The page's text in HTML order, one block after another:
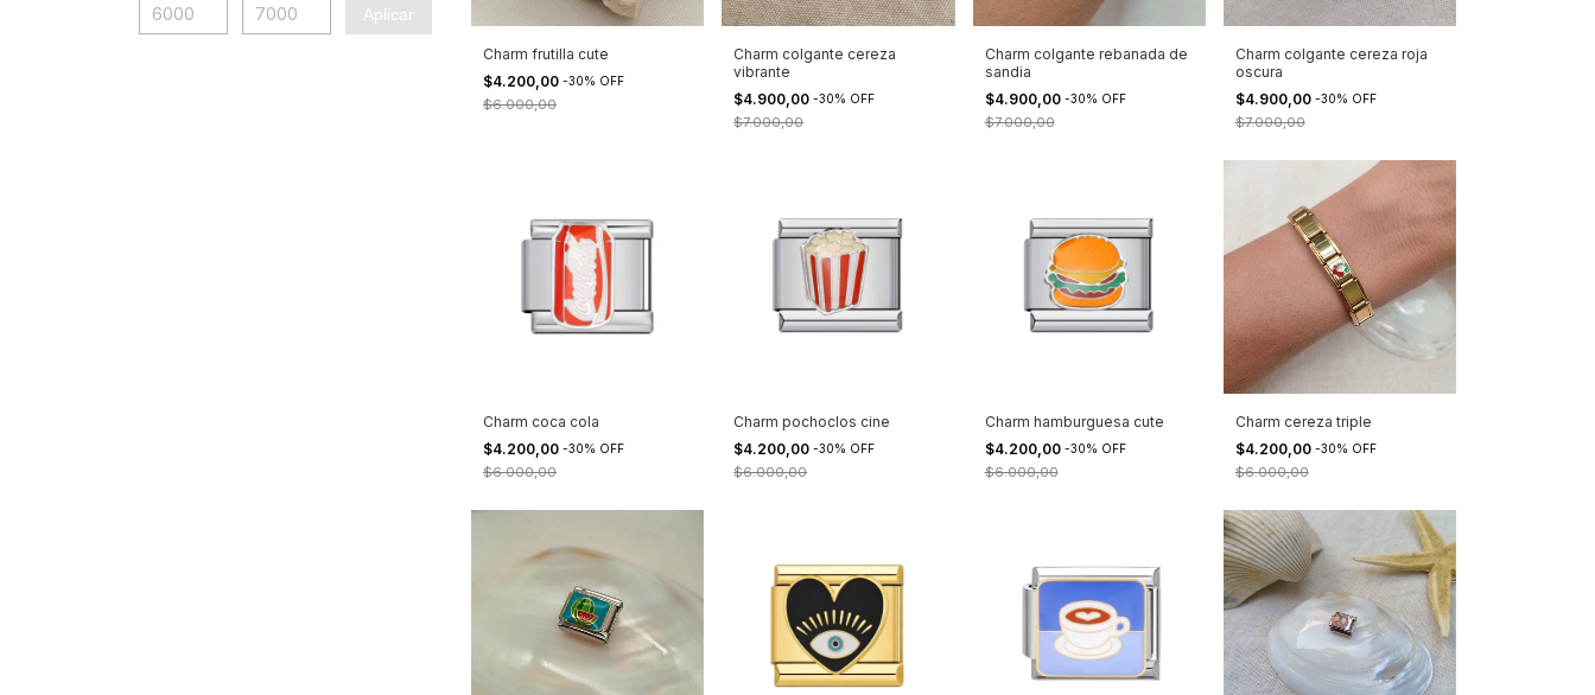
Aplicar
Charm frutilla cute
$4.200,00 -30% OFF
$6.000,00
Charm colgante cereza
vibrante
$4.900,00-30% OFF
$7.000,00
Charm colgante rebanada de
sandia
$4.900,00 -30% OFF
$7.000,00
Charm colgante cereza roja
oscura
$4.900,00 -30% OFF
$7.000,00
Charm coca cola
$4.200,00 -30% OFF
$6.000,00
Charm pochoclos cine
$4.200,00-30% OFF
$6.000,00
Charm hamburguesa cute
$4.200,00 -30% OFF
$6.000,00
Charm cereza triple
$4.200,00 -30% OFF
$6.000,00